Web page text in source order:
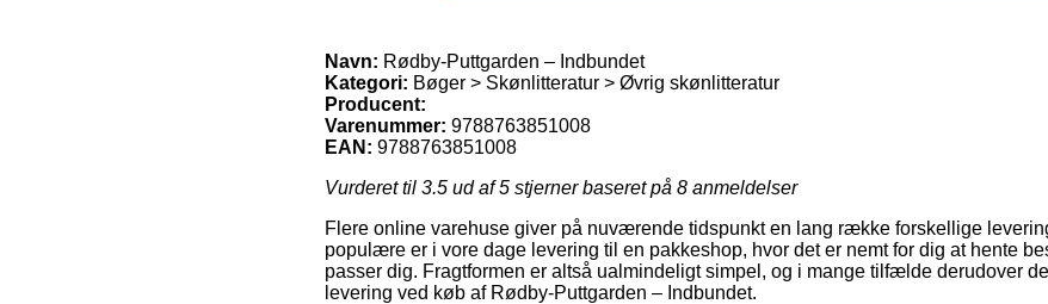
Navn: Rødby-Puttgarden – Indbundet
Kategori: Bøger > Skønlitteratur > Øvrig skønlitteratur
Producent:
Varenummer: 9788763851008
EAN: 9788763851008
Vurderet til 3.5 ud af 5 stjerner baseret på 8 anmeldelser
Flere online varehuse giver på nuværende tidspunkt en lang række forskellige
populære er i vore dage levering til en pakkeshop, hvor det er nemt for dig at hente
passer dig. Fragtformen er altså ualmindeligt simpel, og i mange tilfælde derudover
levering ved køb af Rødby-Puttgarden – Indbundet.